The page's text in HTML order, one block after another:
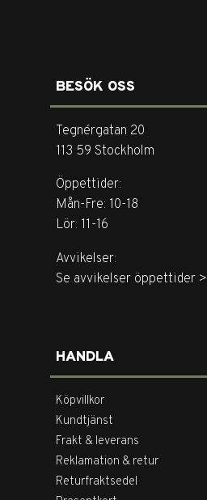
BESÖK OSS
Tegnérgatan 20
113 59 Stockholm
Öppettider:
Mån-Fre: 10-18
Lör: 11-16
Avvikelser:
Se avvikelser öppettider >
HANDLA
Köpvillkor
Kundtjänst
Frakt & leverans
Reklamation & retur
Returfraktsedel